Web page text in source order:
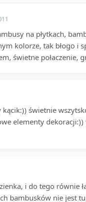
na płytkach,
kolorze, tak błogo i
świetne połaczenie,
świetnie
elementy
i do tego równie
bambusków nie jest